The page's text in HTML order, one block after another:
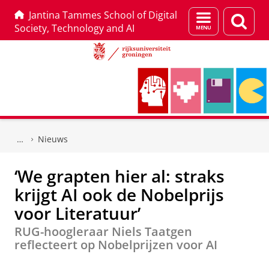
Jantina Tammes School of Digital
Society, Technology and AI
Menu
en
Nieuws
‘We grapten hier al: straks
krijgt AI ook de Nobelprijs
voor Literatuur’
RUG-hoogleraar Niels Taatgen
reflecteert op Nobelprijzen voor AI